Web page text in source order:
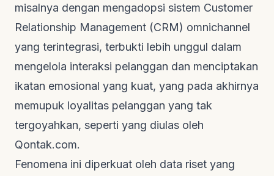
misalnya dengan mengadopsi sistem Customer
Relationship Management (CRM) omnichannel
yang terintegrasi, terbukti lebih unggul dalam
mengelola interaksi pelanggan dan menciptakan
ikatan emosional yang kuat, yang pada akhirnya
memupuk loyalitas pelanggan yang tak
tergoyahkan, seperti yang diulas oleh
Qontak.com.
Fenomena ini diperkuat oleh data riset yang